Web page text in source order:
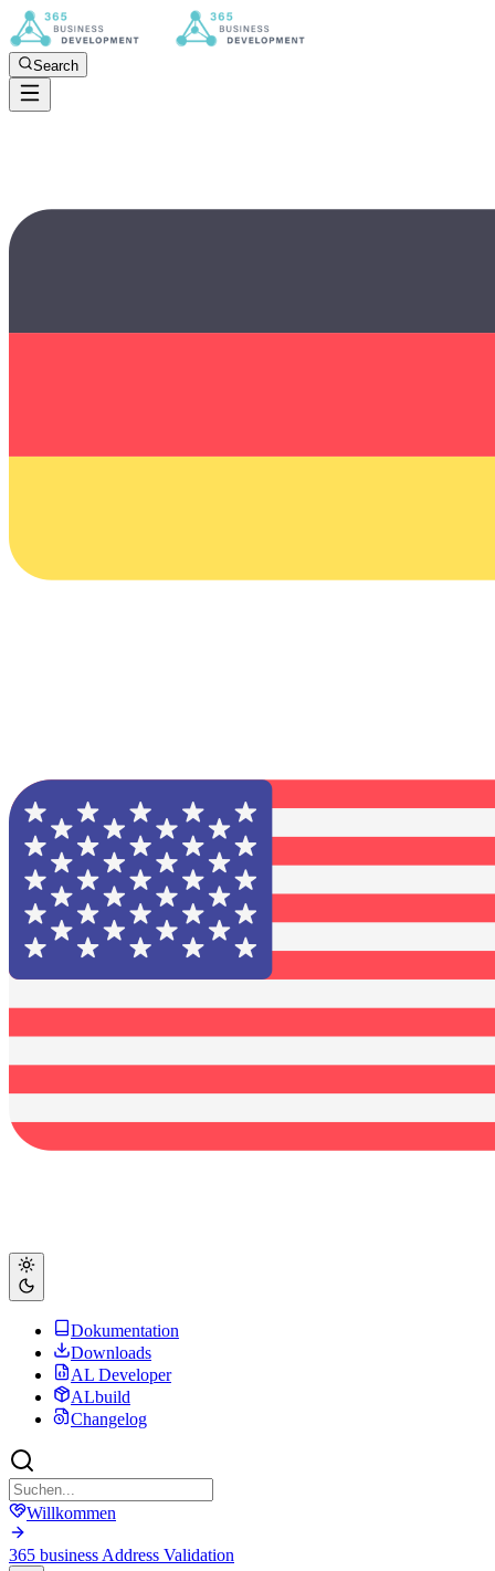
Search
Dokumentation
Downloads
AL Developer
ALbuild
Changelog
Willkommen
365 business Address Validation